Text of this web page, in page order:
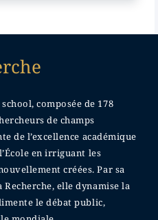
composée de 178
de champs
de l’excellence académique
en irriguant les
créées. Par sa
elle dynamise la
le débat public,